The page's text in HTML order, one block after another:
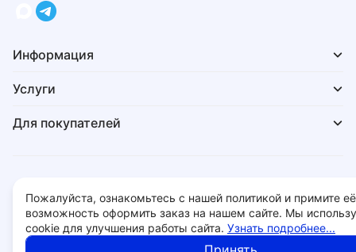
Информация
Услуги
Для покупателей
© 2026 - 28bit.ru компьютеры и комплектующие.
Пожалуйста, ознакомьтесь с нашей политикой и примите
возможность оформить заказ на нашем сайте. Мы
cookie для улучшения работы сайта. Узнать подробнее...